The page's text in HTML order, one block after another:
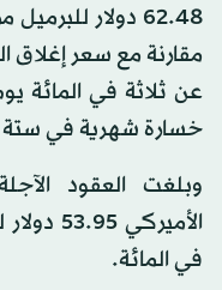
مقارنة مع سعر إغلاق
عن ثلاثة في المائة
خسارة شهرية في
وبلغت العقود
في المائة.